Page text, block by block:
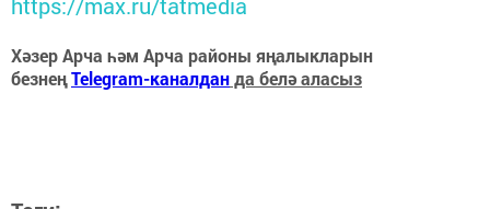
Хәзер Арча һәм Арча районы яңалыкларын
безнеңTelegram-каналданда белә аласыз